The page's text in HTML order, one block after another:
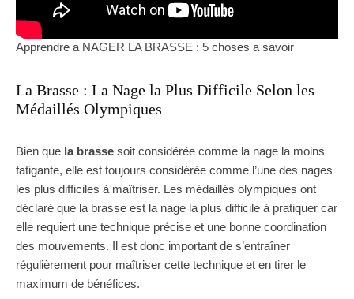
Apprendre a NAGER LA BRASSE : 5 choses a savoir
La Brasse : La Nage la Plus Difficile Selon les
Médaillés Olympiques
Bien que la brasse soit considérée comme la nage la moins
fatigante, elle est toujours considérée comme l’une des nages
les plus difficiles à maîtriser. Les médaillés olympiques ont
déclaré que la brasse est la nage la plus difficile à pratiquer car
elle requiert une technique précise et une bonne coordination
des mouvements. Il est donc important de s’entraîner
régulièrement pour maîtriser cette technique et en tirer le
maximum de bénéfices.